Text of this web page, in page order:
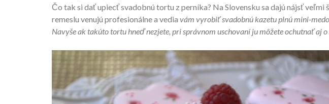
Čo tak si dať upiecť svadobnú tortu z perníka? Na Slovensku sa dajú nájsť
remeslu venujú profesionálne a vedia vám vyrobiť svadobnú kazetu plnú mini-
Navyše ak takúto tortu hneď nezjete, pri správnom uschovaní ju môžete ochutnať aj o